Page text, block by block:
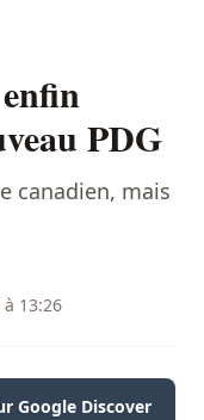
PDG
canadien, mais
13:26
Google Discover